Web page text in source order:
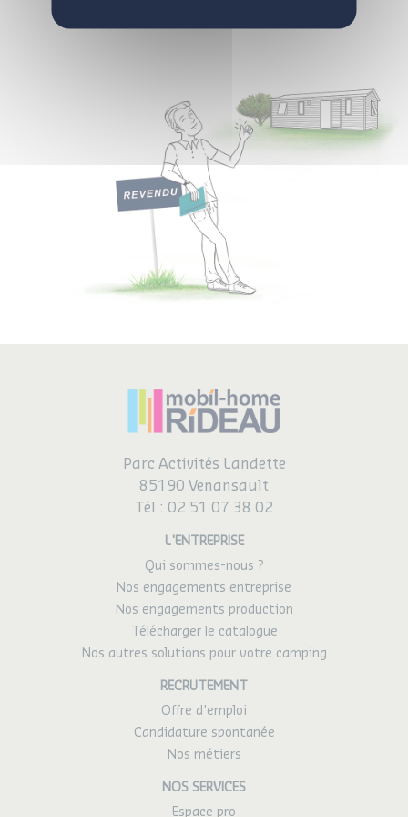
Parc Activités Landette
85190 Venansault
Tél : 02 51 07 38 02
L'ENTREPRISE
Qui sommes-nous ?
Nos engagements entreprise
Nos engagements production
Télécharger le catalogue
Nos autres solutions pour votre camping
RECRUTEMENT
Offre d'emploi
Candidature spontanée
Nos métiers
NOS SERVICES
Espace pro